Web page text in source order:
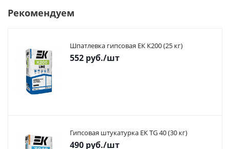
Рекомендуем
Шпатлевка гипсовая ЕК К200 (25 кг)
552 руб./шт
Гипсовая штукатурка ЕК TG 40 (30 кг)
490 руб./шт